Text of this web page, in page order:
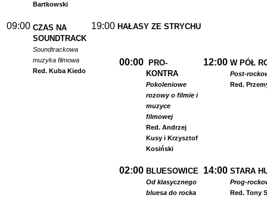
Bartkowski
09:00 CZAS NA
SOUNDTRACK
Soundtrackowa
muzyka filmowa
Red. Kuba Kiedo
19:00 HAŁASY ZE STRYCHU
00:00
PRO-
KONTRA
Pokoleniowe
rozowy o filmie i
muzyce
filmowej
Red. Andrzej
Kusy i Krzysztof
Kosiński
12:00 W PÓŁ
Post-
Red.
02:00 BLUESOWICE
Od klasycznego
bluesa do rocka
14:00 STARA
Prog-
Red. Tony